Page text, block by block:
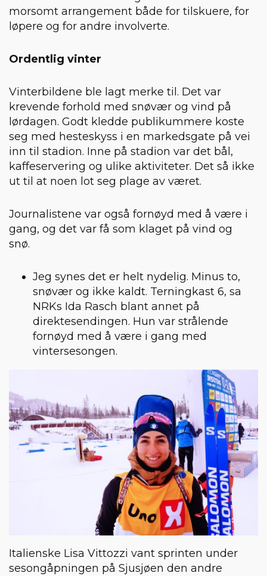
morsomt arrangement både for tilskuere, for
løpere og for andre involverte.
Ordentlig vinter
Vinterbildene ble lagt merke til. Det var
krevende forhold med snøvær og vind på
lørdagen. Godt kledde publikummere koste
seg med hesteskyss i en markedsgate på vei
inn til stadion. Inne på stadion var det bål,
kaffeservering og ulike aktiviteter. Det så ikke
ut til at noen lot seg plage av været.
Journalistene var også fornøyd med å være i
gang, og det var få som klaget på vind og
snø.
Jeg synes det er helt nydelig. Minus to,
snøvær og ikke kaldt. Terningkast 6, sa
NRKs Ida Rasch blant annet på
direktesendingen. Hun var strålende
fornøyd med å være i gang med
vintersesongen.
Italienske Lisa Vittozzi vant sprinten under
sesongåpningen på Sjusjøen den andre